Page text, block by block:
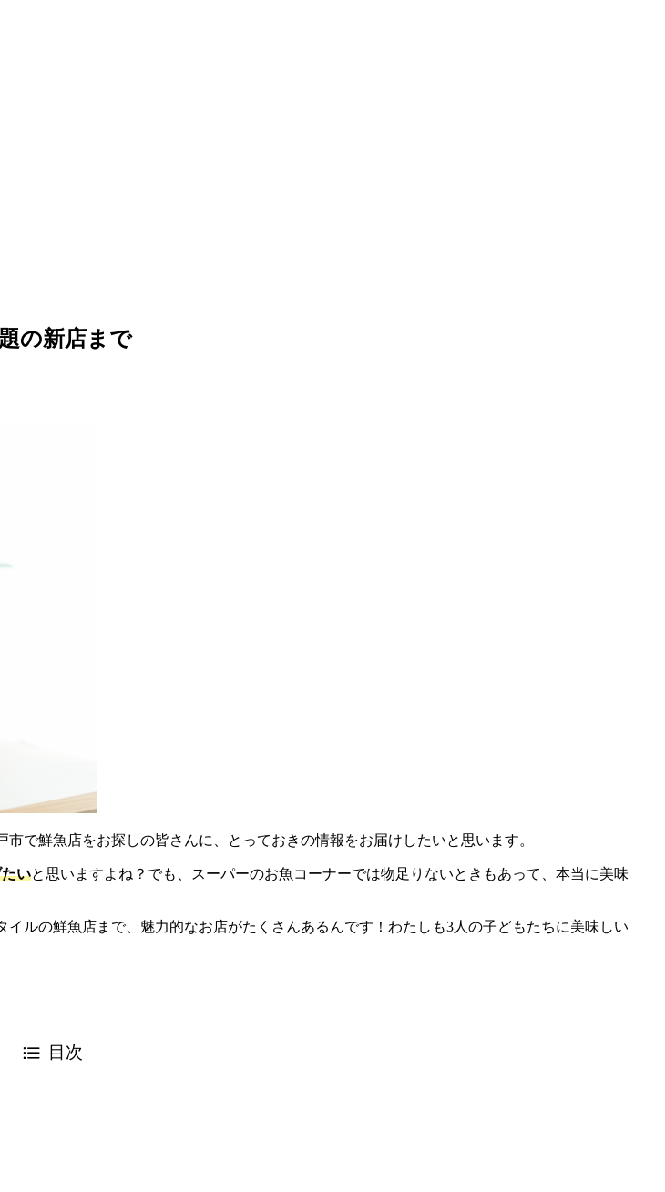
の新店まで
で鮮魚店をお探しの皆さんに、とっておきの情報をお届けしたいと思います。
いと思いますよね？でも、スーパーのお魚コーナーでは物足りないときもあって、本当に美味
ルの鮮魚店まで、魅力的なお店がたくさんあるんです！わたしも3人の子どもたちに美味しい
目次